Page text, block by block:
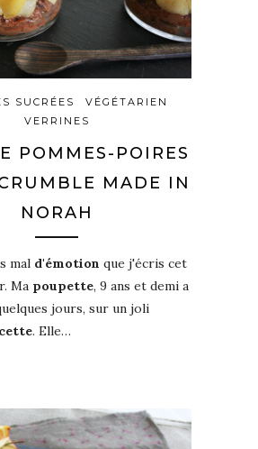
SUCRÉES
VÉGÉTARIEN
VERRINES
POMMES-POIRES
MADE IN
NORAH
mal d'émotion que j'écris cet
Ma poupette, 9 ans et demi a
jours, sur un joli
. Elle…